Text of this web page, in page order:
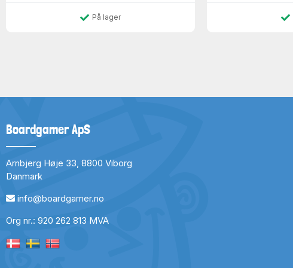
På lager
Boardgamer ApS
Arnbjerg Høje 33, 8800 Viborg
Danmark
info@boardgamer.no
Org nr.: 920 262 813 MVA